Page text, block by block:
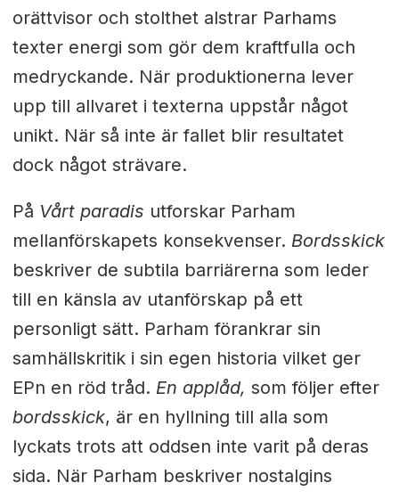
orättvisor och stolthet alstrar Parhams
texter energi som gör dem kraftfulla och
medryckande. När produktionerna lever
upp till allvaret i texterna uppstår något
unikt. När så inte är fallet blir resultatet
dock något strävare.
På Vårt paradis utforskar Parham
mellanförskapets konsekvenser. Bordsskick
beskriver de subtila barriärerna som leder
till en känsla av utanförskap på ett
personligt sätt. Parham förankrar sin
samhällskritik i sin egen historia vilket ger
EPn en röd tråd. En applåd, som följer efter
bordsskick, är en hyllning till alla som
lyckats trots att oddsen inte varit på deras
sida. När Parham beskriver nostalgins